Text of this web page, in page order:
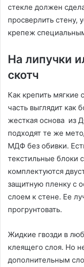
стекле должен
просверлить стену,
крепеж
На липучки
скотч
Как крепить мягкие
часть выглядит как
жесткая основа из
подходят те же
МДФ без обивки.
текстильные блоки
комплектуются
защитную пленку с
слоем к стене. Ее
прогрунтовать.
Жидкие гвозди в
клеящего слоя. Но
дополнительным